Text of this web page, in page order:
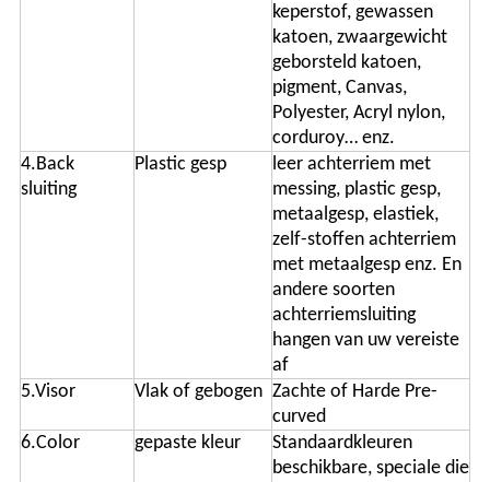
keperstof, gewassen
katoen, zwaargewicht
geborsteld katoen,
pigment, Canvas,
Polyester, Acryl nylon,
corduroy… enz.
4.Back
sluiting
Plastic gesp
leer achterriem met
messing, plastic gesp,
metaalgesp, elastiek,
zelf-stoffen achterriem
met metaalgesp enz. En
andere soorten
achterriemsluiting
hangen van uw vereiste
af
5.Visor
Vlak of gebogen Zachte of Harde Pre-
curved
6.Color
gepaste kleur
Standaardkleuren
beschikbare, speciale die